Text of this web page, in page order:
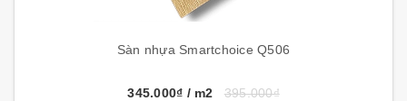
Sàn nhựa Smartchoice Q506
345.000₫ / m2 395.000₫